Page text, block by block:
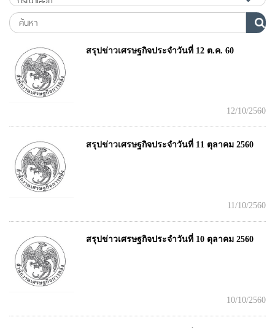
สรุปข่าวเศรษฐกิจประจำวันที่ 12 ต.ค. 60
12/10/2560
สรุปข่าวเศรษฐกิจประจำวันที่ 11 ตุลาคม 2560
11/10/2560
สรุปข่าวเศรษฐกิจประจำวันที่ 10 ตุลาคม 2560
10/10/2560